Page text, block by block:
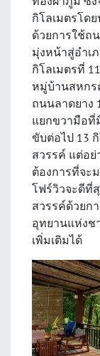
กิโลเมตรโด
ด้วยการใช้ถ
มุ่งหน้าสู่อำเ
กิโลเมตรที่
หมู่บ้านสหกร
ถนนลาดยาง
แยกขวามือที่
ขับต่อไป 13
สวรรค์ แต่อย่
ต้องการที่จะ
โฟร์วิวจะดีที่
สวรรค์ด้วยก
อุทยานแห่งช
เพิ่มเติมได้